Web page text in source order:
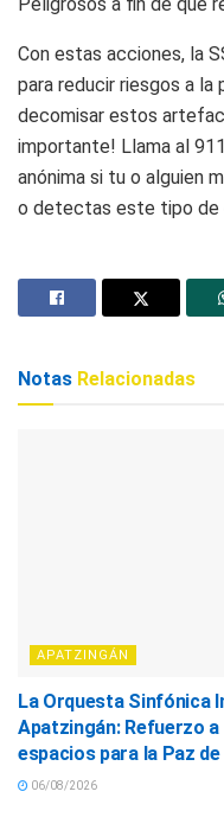
Con estas acciones, la
para reducir riesgos a
decomisar estos
importante! Llama al
anónima si tu o alguien
o detectas este tipo de
Notas Relacionadas
APATZINGÁN
La Orquesta Sinfónica
Apatzingán: Refuerzo
espacios para la Paz
06/08/2026